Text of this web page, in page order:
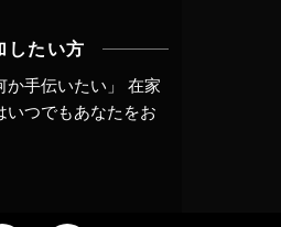
したい方
か手伝いたい」 在家
いつでもあなたをお